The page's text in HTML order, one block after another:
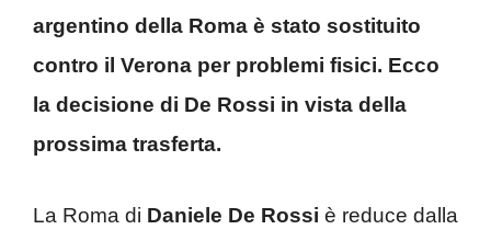
argentino della Roma è stato sostituito
contro il Verona per problemi fisici. Ecco
la decisione di De Rossi in vista della
prossima trasferta.
La Roma di Daniele De Rossi è reduce dalla